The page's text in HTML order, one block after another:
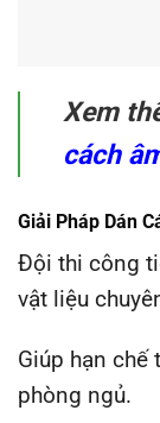
Xem
cách
Giải Pháp Dán
Đội thi công
vật liệu
Giúp hạn chế
phòng ngủ.